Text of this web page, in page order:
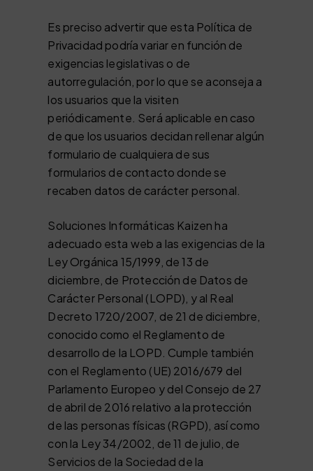
Es preciso advertir que esta Política de
Privacidad podría variar en función de
exigencias legislativas o de
autorregulación, por lo que se aconseja a
los usuarios que la visiten
periódicamente. Será aplicable en caso
de que los usuarios decidan rellenar algún
formulario de cualquiera de sus
formularios de contacto donde se
recaben datos de carácter personal.
Soluciones Informáticas Kaizen ha
adecuado esta web a las exigencias de la
Ley Orgánica 15/1999, de 13 de
diciembre, de Protección de Datos de
Carácter Personal (LOPD), y al Real
Decreto 1720/2007, de 21 de diciembre,
conocido como el Reglamento de
desarrollo de la LOPD. Cumple también
con el Reglamento (UE) 2016/679 del
Parlamento Europeo y del Consejo de 27
de abril de 2016 relativo a la protección
de las personas físicas (RGPD), así como
con la Ley 34/2002, de 11 de julio, de
Servicios de la Sociedad de la